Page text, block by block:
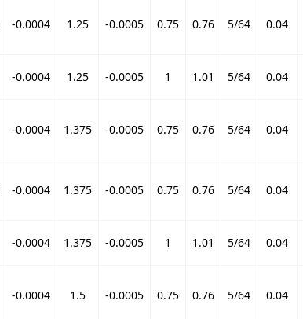
-0.0004 1.25 -0.0005 0.75 0.76 5/64 0.04
-0.0004 1.25 -0.0005 1 1.01 5/64 0.04
-0.0004 1.375 -0.0005 0.75 0.76 5/64 0.04
-0.0004 1.375 -0.0005 0.75 0.76 5/64 0.04
-0.0004 1.375 -0.0005 1 1.01 5/64 0.04
-0.0004 1.5 -0.0005 0.75 0.76 5/64 0.04